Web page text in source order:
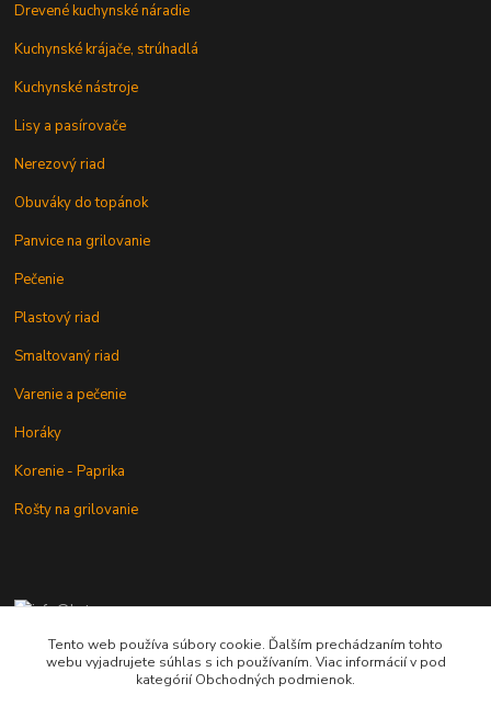
Drevené kuchynské náradie
Kuchynské krájače, strúhadlá
Kuchynské nástroje
Lisy a pasírovače
Nerezový riad
Obuváky do topánok
Panvice na grilovanie
Pečenie
Plastový riad
Smaltovaný riad
Varenie a pečenie
Horáky
Korenie - Paprika
Rošty na grilovanie
+421 902 212 007
od 8:00 - do 16:00 hod
Tento web používa súbory cookie. Ďalším prechádzaním tohto
webu vyjadrujete súhlas s ich používaním. Viac informácií v pod
kategórií Obchodných podmienok.